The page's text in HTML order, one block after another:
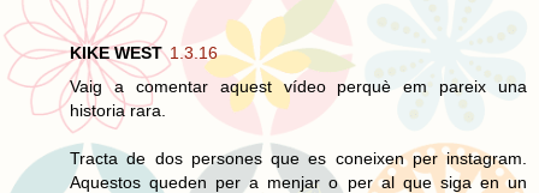
KIKE WEST 1.3.16
Vaig a comentar aquest vídeo perquè em pareix una
historia rara.
Tracta de dos persones que es coneixen per instagram.
Aquestos queden per a menjar o per al que siga en un